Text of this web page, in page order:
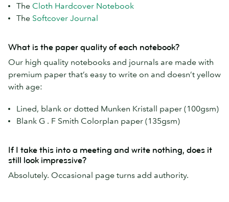
The Cloth Hardcover Notebook
The Softcover Journal
What is the paper quality of each notebook?
Our high quality notebooks and journals are made with
premium paper that’s easy to write on and doesn’t yellow
with age:
Lined, blank or dotted Munken Kristall paper (100gsm)
Blank G . F Smith Colorplan paper (135gsm)
If I take this into a meeting and write nothing, does it
still look impressive?
Absolutely. Occasional page turns add authority.